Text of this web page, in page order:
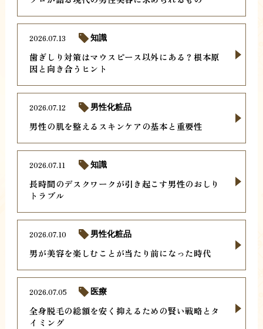
歯ぎしり対策はマウスピース以外にある？根本原
因と向き合うヒント
2026.07.13 知識
男性の肌を整えるスキンケアの基本と重要性
2026.07.12 男性化粧品
長時間のデスクワークが引き起こす男性のおしり
トラブル
2026.07.11 知識
男が美容を楽しむことが当たり前になった時代
2026.07.10 男性化粧品
全身脱毛の総額を安く抑えるための賢い戦略とタ
イミング
2026.07.05 医療